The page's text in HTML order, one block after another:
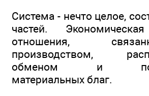
Система - нечто целое,
частей.
отношения,
производством,
обменом и
материальных благ.